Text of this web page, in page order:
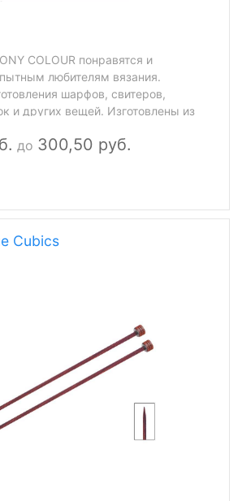
COLOUR понравятся и
любителям вязания.
шарфов, свитеров,
и других вещей. Изготовлены из
(анодированию) нить легко
поверхность защищена от
шерстяная пряжа от
спицей не меняет цвет.
соскальзыванию петель.
до 300,50 руб.
Cubics